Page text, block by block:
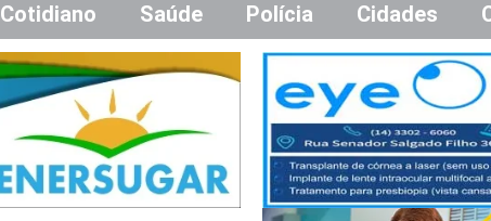
Cotidiano Saúde Polícia Cidades